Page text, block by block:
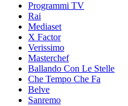
Programmi TV
Rai
Mediaset
X Factor
Verissimo
Masterchef
Ballando Con Le Stelle
Che Tempo Che Fa
Belve
Sanremo